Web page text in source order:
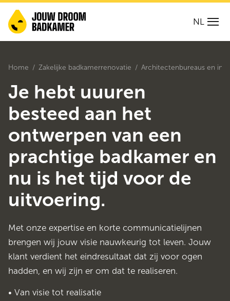
NL
Home Zakelijke badkamerrenovatie Architectenbureaus en
Je hebt uuuren
besteed aan het
ontwerpen van een
prachtige badkamer en
nu is het tijd voor de
uitvoering.
Met onze expertise en korte communicatielijnen
brengen wij jouw visie nauwkeurig tot leven. Jouw
klant verdient het eindresultaat dat zij voor ogen
hadden, en wij zijn er om dat te realiseren.
• Van visie tot realisatie